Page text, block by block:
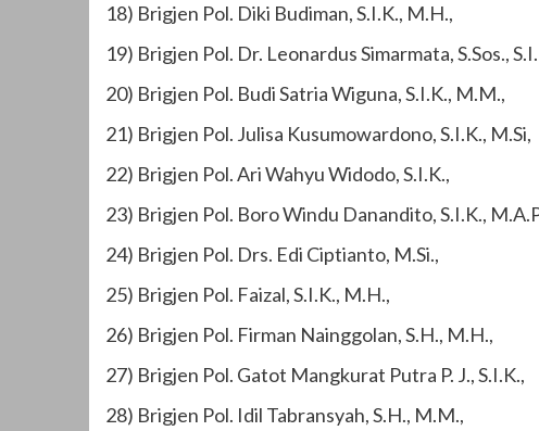
18) Brigjen Pol. Diki Budiman, S.I.K., M.H.,
19) Brigjen Pol. Dr. Leonardus Simarmata, S.Sos.,
20) Brigjen Pol. Budi Satria Wiguna, S.I.K., M.M.,
21) Brigjen Pol. Julisa Kusumowardono, S.I.K., M.Si,
22) Brigjen Pol. Ari Wahyu Widodo, S.I.K.,
23) Brigjen Pol. Boro Windu Danandito, S.I.K.,
24) Brigjen Pol. Drs. Edi Ciptianto, M.Si.,
25) Brigjen Pol. Faizal, S.I.K., M.H.,
26) Brigjen Pol. Firman Nainggolan, S.H., M.H.,
27) Brigjen Pol. Gatot Mangkurat Putra P. J., S.I.K.,
28) Brigjen Pol. Idil Tabransyah, S.H., M.M.,